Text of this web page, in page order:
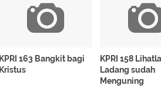
KPRI 163 Bangkit bagi
Kristus
KPRI 158
Ladang sudah
Menguning